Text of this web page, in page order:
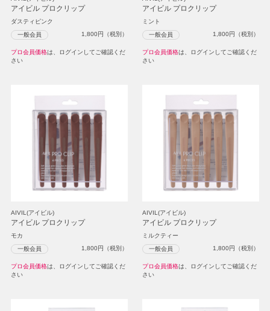
アイビル プロクリップ
ダスティピンク
一般会員 1,800円（税別）
プロ会員価格は、ログインしてご確認くだ
さい
アイビル プロクリップ
ミント
一般会員 1,800円（税別）
プロ会員価格は、ログインしてご確認くだ
さい
AIVIL(アイビル)
アイビル プロクリップ
モカ
一般会員 1,800円（税別）
プロ会員価格は、ログインしてご確認くだ
さい
AIVIL(アイビル)
アイビル プロクリップ
ミルクティー
一般会員 1,800円（税別）
プロ会員価格は、ログインしてご確認くだ
さい